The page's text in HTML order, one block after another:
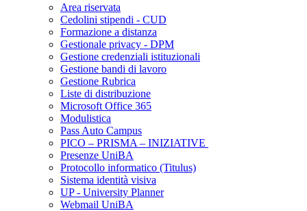
Area riservata
Cedolini stipendi - CUD
Formazione a distanza
Gestionale privacy - DPM
Gestione credenziali istituzionali
Gestione bandi di lavoro
Gestione Rubrica
Liste di distribuzione
Microsoft Office 365
Modulistica
Pass Auto Campus
PICO – PRISMA – INIZIATIVE
Presenze UniBA
Protocollo informatico (Titulus)
Sistema identità visiva
UP - University Planner
Webmail UniBA